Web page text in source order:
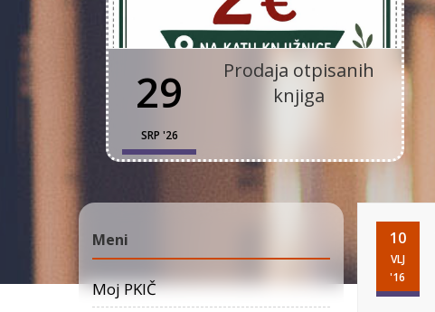
29
SRP '26
Prodaja otpisanih
knjiga
Meni
Moj PKIČ
10
VLJ
'16